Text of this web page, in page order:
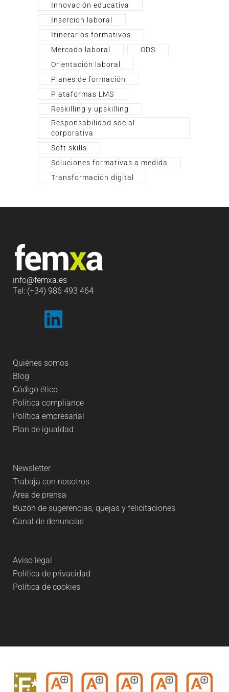
Innovación educativa
Insercion laboral
Itinerarios formativos
Mercado laboral
ODS
Orientación laboral
Planes de formación
Plataformas LMS
Reskilling y upskilling
Responsabilidad social
corporativa
Soft skills
Soluciones formativas a medida
Transformación digital
info@femxa.es
Tel: (+34) 986 493 464
Quiénes somos
Blog
Código ético
Política compliance
Política empresarial
Plan de igualdad
Newsletter
Trabaja con nosotros
Área de prensa
Buzón de sugerencias, quejas y felicitaciones
Canal de denuncias
Aviso legal
Política de privacidad
Política de cookies